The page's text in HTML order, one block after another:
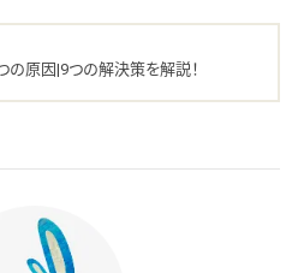
原因|9つの解決策を解説！